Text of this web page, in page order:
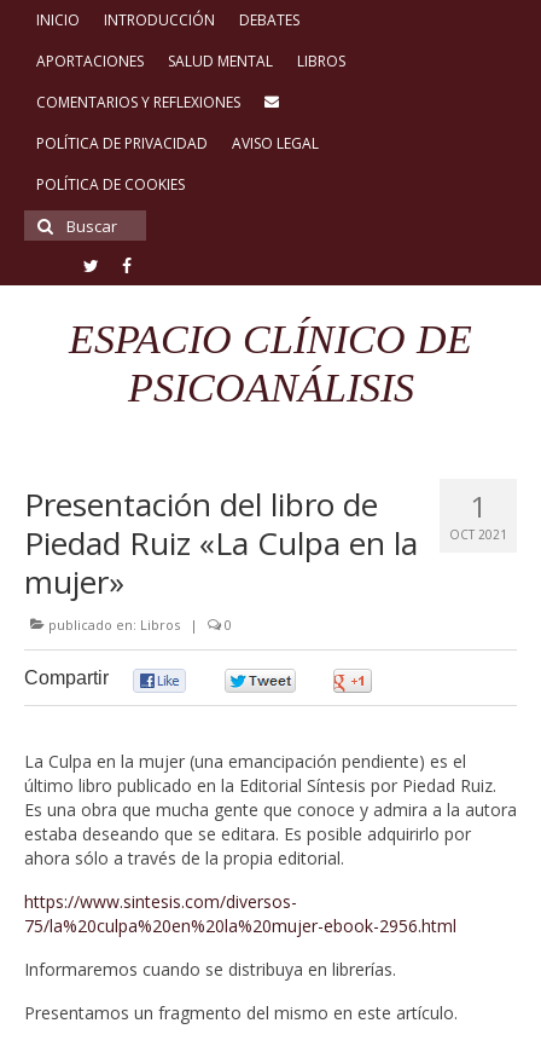
INICIO INTRODUCCIÓN
DEBATES
APORTACIONES
SALUD MENTAL
LIBROS
COMENTARIOS Y REFLEXIONES
POLÍTICA DE PRIVACIDAD
AVISO LEGAL
POLÍTICA DE COOKIES
Buscar
por:
ESPACIO CLÍNICO DE
PSICOANÁLISIS
1
OCT 2021
Presentación del libro de
Piedad Ruiz «La Culpa en la
mujer»
publicado en: Libros | 0
Compartir
La Culpa en la mujer (una emancipación pendiente) es el
último libro publicado en la Editorial Síntesis por Piedad Ruiz.
Es una obra que mucha gente que conoce y admira a la autora
estaba deseando que se editara. Es posible adquirirlo por
ahora sólo a través de la propia editorial.
https://www.sintesis.com/diversos-
75/la%20culpa%20en%20la%20mujer-ebook-2956.html
Informaremos cuando se distribuya en librerías.
Presentamos un fragmento del mismo en este artículo.